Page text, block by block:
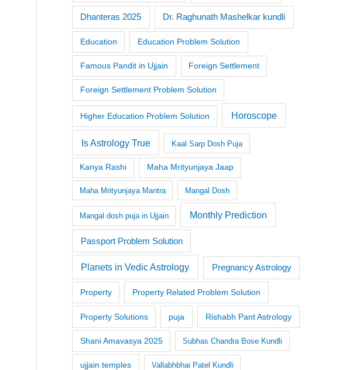
Dhanteras 2025 Dr. Raghunath Mashelkar kundli
Education Education Problem Solution
Famous Pandit in Ujjain Foreign Settlement
Foreign Settlement Problem Solution
Higher Education Problem Solution Horoscope
Is Astrology True Kaal Sarp Dosh Puja
Kanya Rashi Maha Mrityunjaya Jaap
Maha Mrityunjaya Mantra Mangal Dosh
Mangal dosh puja in Ujjain Monthly Prediction
Passport Problem Solution
Planets in Vedic Astrology Pregnancy Astrology
Property Property Related Problem Solution
Property Solutions puja Rishabh Pant Astrology
Shani Amavasya 2025 Subhas Chandra Bose Kundli
ujjain temples Vallabhbhai Patel Kundli